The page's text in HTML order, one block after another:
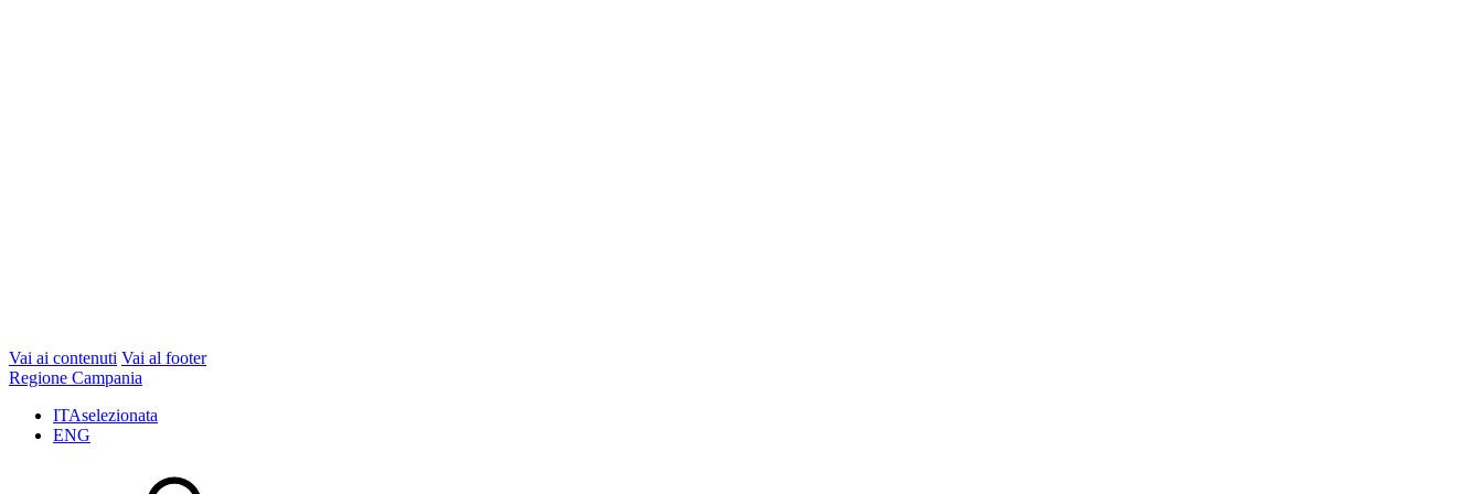
Vai ai contenuti Vai al footer
Regione Campania
ITAselezionata
ENG